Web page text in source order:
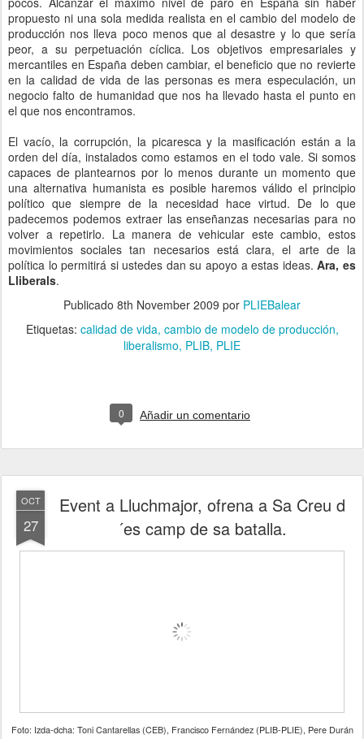
propuesto ni una sola medida realista en el cambio del modelo de
producción nos lleva poco menos que al desastre y lo que sería
peor, a su perpetuación cíclica. Los objetivos empresariales y
mercantiles en España deben cambiar, el beneficio que no revierte
en la calidad de vida de las personas es mera especulación, un
negocio falto de humanidad que nos ha llevado hasta el punto en
el que nos encontramos.
El vacío, la corrupción, la picaresca y la masificación están a la
orden del día, instalados como estamos en el todo vale. Si somos
capaces de plantearnos por lo menos durante un momento que
una alternativa humanista es posible haremos válido el principio
político que siempre de la necesidad hace virtud. De lo que
padecemos podemos extraer las enseñanzas necesarias para no
volver a repetirlo. La manera de vehicular este cambio, estos
movimientos sociales tan necesarios está clara, el arte de la
política lo permitirá si ustedes dan su apoyo a estas ideas.Ara, es
Lliberals.
Publicado 8th November 2009 por PLIEBalear
Etiquetas: calidad de vida cambio de modelo de producción
liberalismo PLIB PLIE
0 Añadir un comentario
OCT
27
Event a Lluchmajor, ofrena a Sa Creu d
´es camp de sa batalla.
Foto: Izda-dcha: Toni Cantarellas (CEB), Francisco Fernández (PLIB-PLIE), Pere Durán